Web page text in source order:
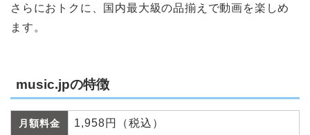
さらにおトクに、国内最大級の品揃えで動画を楽しめ
ます。
music.jpの特徴
月額料金 1,958円（税込）